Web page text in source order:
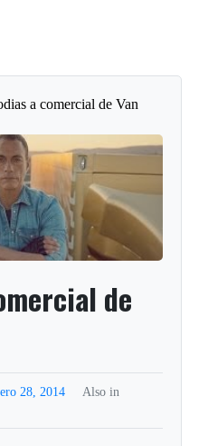
a comercial de Van
de
28, 2014
Also in